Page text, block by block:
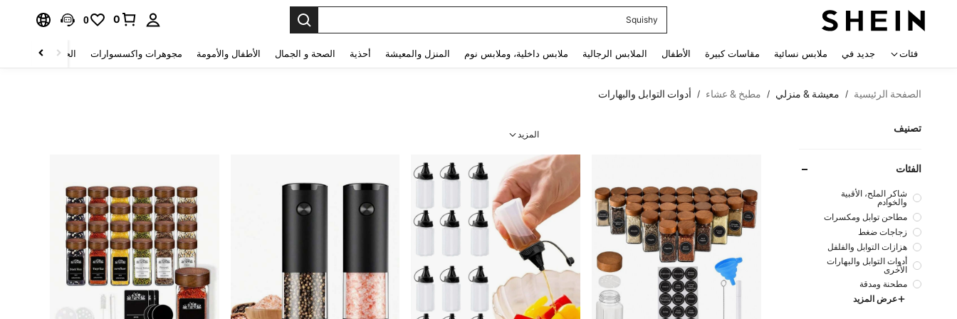
Squishy
0
0
فئات جديد في ملابس نسائية مقاسات كبيرة الأطفال الملابس الرجالية ملابس داخلية، وملابس نوم المنزل والمعيشة أحذية الصحة و الجمال الأطفال والأمومة مجوهرات واكسسوارات الحقائب والأمتعة
الصفحة الرئيسية / معيشة & منزلي / مطبخ & عشاء / أدوات التوابل والبهارات
تصنيف
الفئات
شاكر الملح، الأقبية
والخوادم
مطاحن توابل ومكسرات
زجاجات ضغط
هزازات التوابل والفلفل
أدوات التوابل والبهارات
الأخرى
مطحنة ومدقة
عرض المزيد
المزيد